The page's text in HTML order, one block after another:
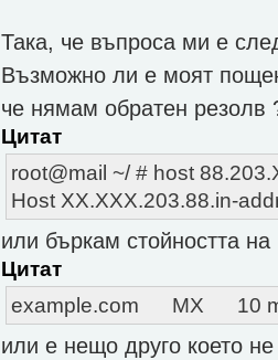
Така, че въпроса ми е
Възможно ли е моят
че нямам обратен резолв
Цитат
root@mail ~/ # host
Host XX.XXX.203.88.in-
или бъркам стойността
Цитат
example.com MX 10
или е нещо друго което